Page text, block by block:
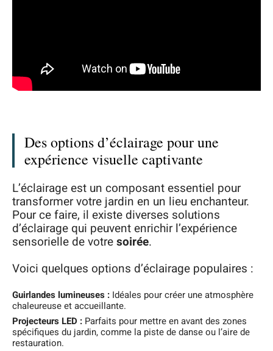
Des options d’éclairage pour une
expérience visuelle captivante
L’éclairage est un composant essentiel pour
transformer votre jardin en un lieu enchanteur.
Pour ce faire, il existe diverses solutions
d’éclairage qui peuvent enrichir l’expérience
sensorielle de votresoirée.
Voici quelques options d’éclairage populaires :
Guirlandes lumineuses : Idéales pour créer une atmosphère
chaleureuse et accueillante.
Projecteurs LED : Parfaits pour mettre en avant des zones
spécifiques du jardin, comme la piste de danse ou l’aire de
restauration.